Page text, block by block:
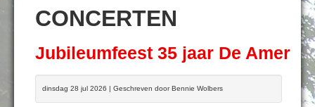
Alle categorieën
Over Bennie Wolbers
Adverteren
Contact / Tiplijn
nieuwe rugsponsor
Najaar '26 staat live!
Emmen wint op Open Dag overtuigend van Almere City
ZATERDAG 08 AUG 2026
CONCERTEN
Jubileumfeest 35 jaar De Amer
dinsdag 28 jul 2026 | Geschreven door Bennie Wolbers